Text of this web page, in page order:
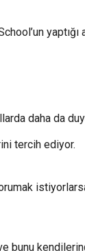
daha da
tercih ediyor.